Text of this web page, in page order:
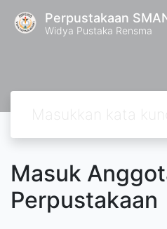
Perpustakaan
Widya Pustaka Rensma
Masuk
Perpustakaan